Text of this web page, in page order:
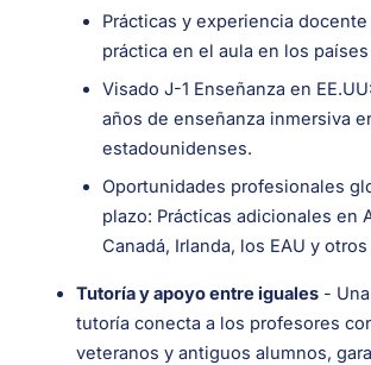
Prácticas y experiencia
práctica en el aula en los
Visado J-1 Enseñanza en
años de enseñanza inmersiva
estadounidenses.
Oportunidades profesionales
plazo: Prácticas adicionales en
Canadá, Irlanda, los EAU y
Tutoría y apoyo entre iguales- Una
tutoría conecta a los profesores
veteranos y antiguos alumnos,